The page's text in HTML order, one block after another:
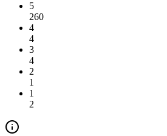
5
260
4
4
3
4
2
1
1
2